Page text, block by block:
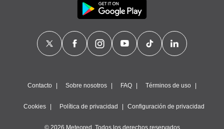
Contacto Sobre nosotros FAQ Términos de uso
Cookies Política de privacidad Configuración de privacidad
© 2026 Meteored. Todos los derechos reservados